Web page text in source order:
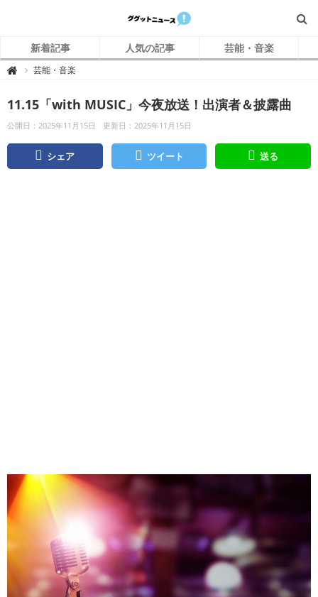
新着記事 人気の記事 芸能・音楽
 グ
ニ
ュ
ー
ス
芸能・音楽
11.15「with MUSIC」今夜放送！出演者＆披露曲
公開日：2025年11月15日 更新日：2025年11月15日
シェア ツイート 送る